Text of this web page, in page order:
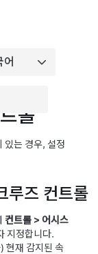
롤
있는 경우, 설정
루즈 컨트롤
컨트롤 > 어시스
지정합니다.
현재 감지된 속